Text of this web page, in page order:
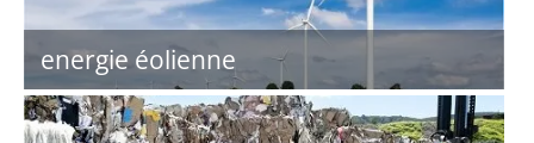
energie éolienne